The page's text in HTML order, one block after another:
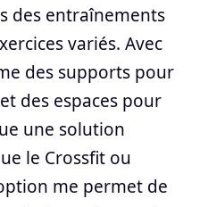
des entraînements
variés. Avec
des supports pour
des espaces pour
une solution
le Crossfit ou
me permet de